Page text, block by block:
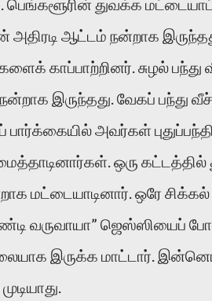
ஆட்டம் நன்றாக
காப்பாற்றினர். சுழல் பந்து
நன்றாக இருந்தது. வேகப் பந்து
அவர்கள்
ஒரு கட்டத்தில்
மட்டையாடினார். ஒரே
வருவாயா” ஜெஸ்ஸியைப்
இருக்க மாட்டார்.